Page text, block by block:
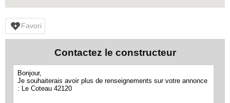
Favori
Contactez le constructeur